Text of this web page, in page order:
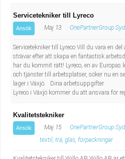
Pedagogiskt arbete
Sanering och renhållning
Socialt arbete
Säkerhetsarbete
Transport
Lastbilsförare m.fl.
Fastighetsskötare
Informatör/Kommunikatör
Sjuksköterska,
Servicetekniker till Lyreco
Ansök Maj 13 OnePartnerGroup
Servicetekniker till Lyreco Vill du vara en
strävar efter att skapa en fantastisk
har du kommit rätt! Lyreco, en av Europas
och tjänster till arbetsplatser, söker nu en
lager i Växjö. Dina arbetsuppgifter
Lyreco i Växjö kommer du att ansvara för
Kvalitetstekniker
Ansök Maj 15 OnePartnerGroup
textil, trä, glas, förpackningar